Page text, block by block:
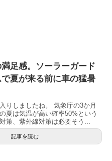
足感。ソーラーガード
夏が来る前に車の猛暑
りしましたね。 気象庁の3か月
夏は気温が高い確率50%という
策、紫外線対策は必要そう...
記事を読む